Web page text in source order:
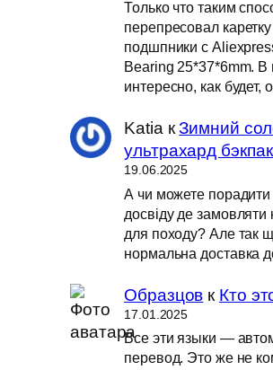
Только что таким
перепресовал
подшпники с
Bearing 25*37*6mm. В
интересно, как будет,
Katia кЗимний
ультрахард
19.06.2025
А чи можете порадити
досвіду де замовляти
для походу? Але так
нормальна доставка
Образцов к Кто
17.01.2025
Все эти языки —
перевод. Это же не